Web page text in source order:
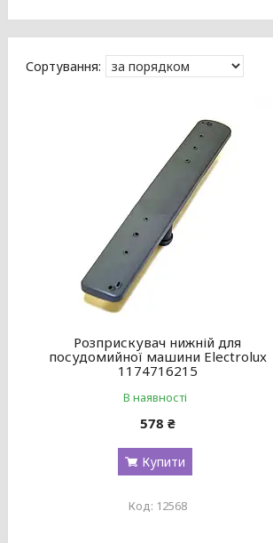
Розприскувач нижній для
посудомийної машини Electrolux
1174716215
В наявності
578 ₴
Купити
12568